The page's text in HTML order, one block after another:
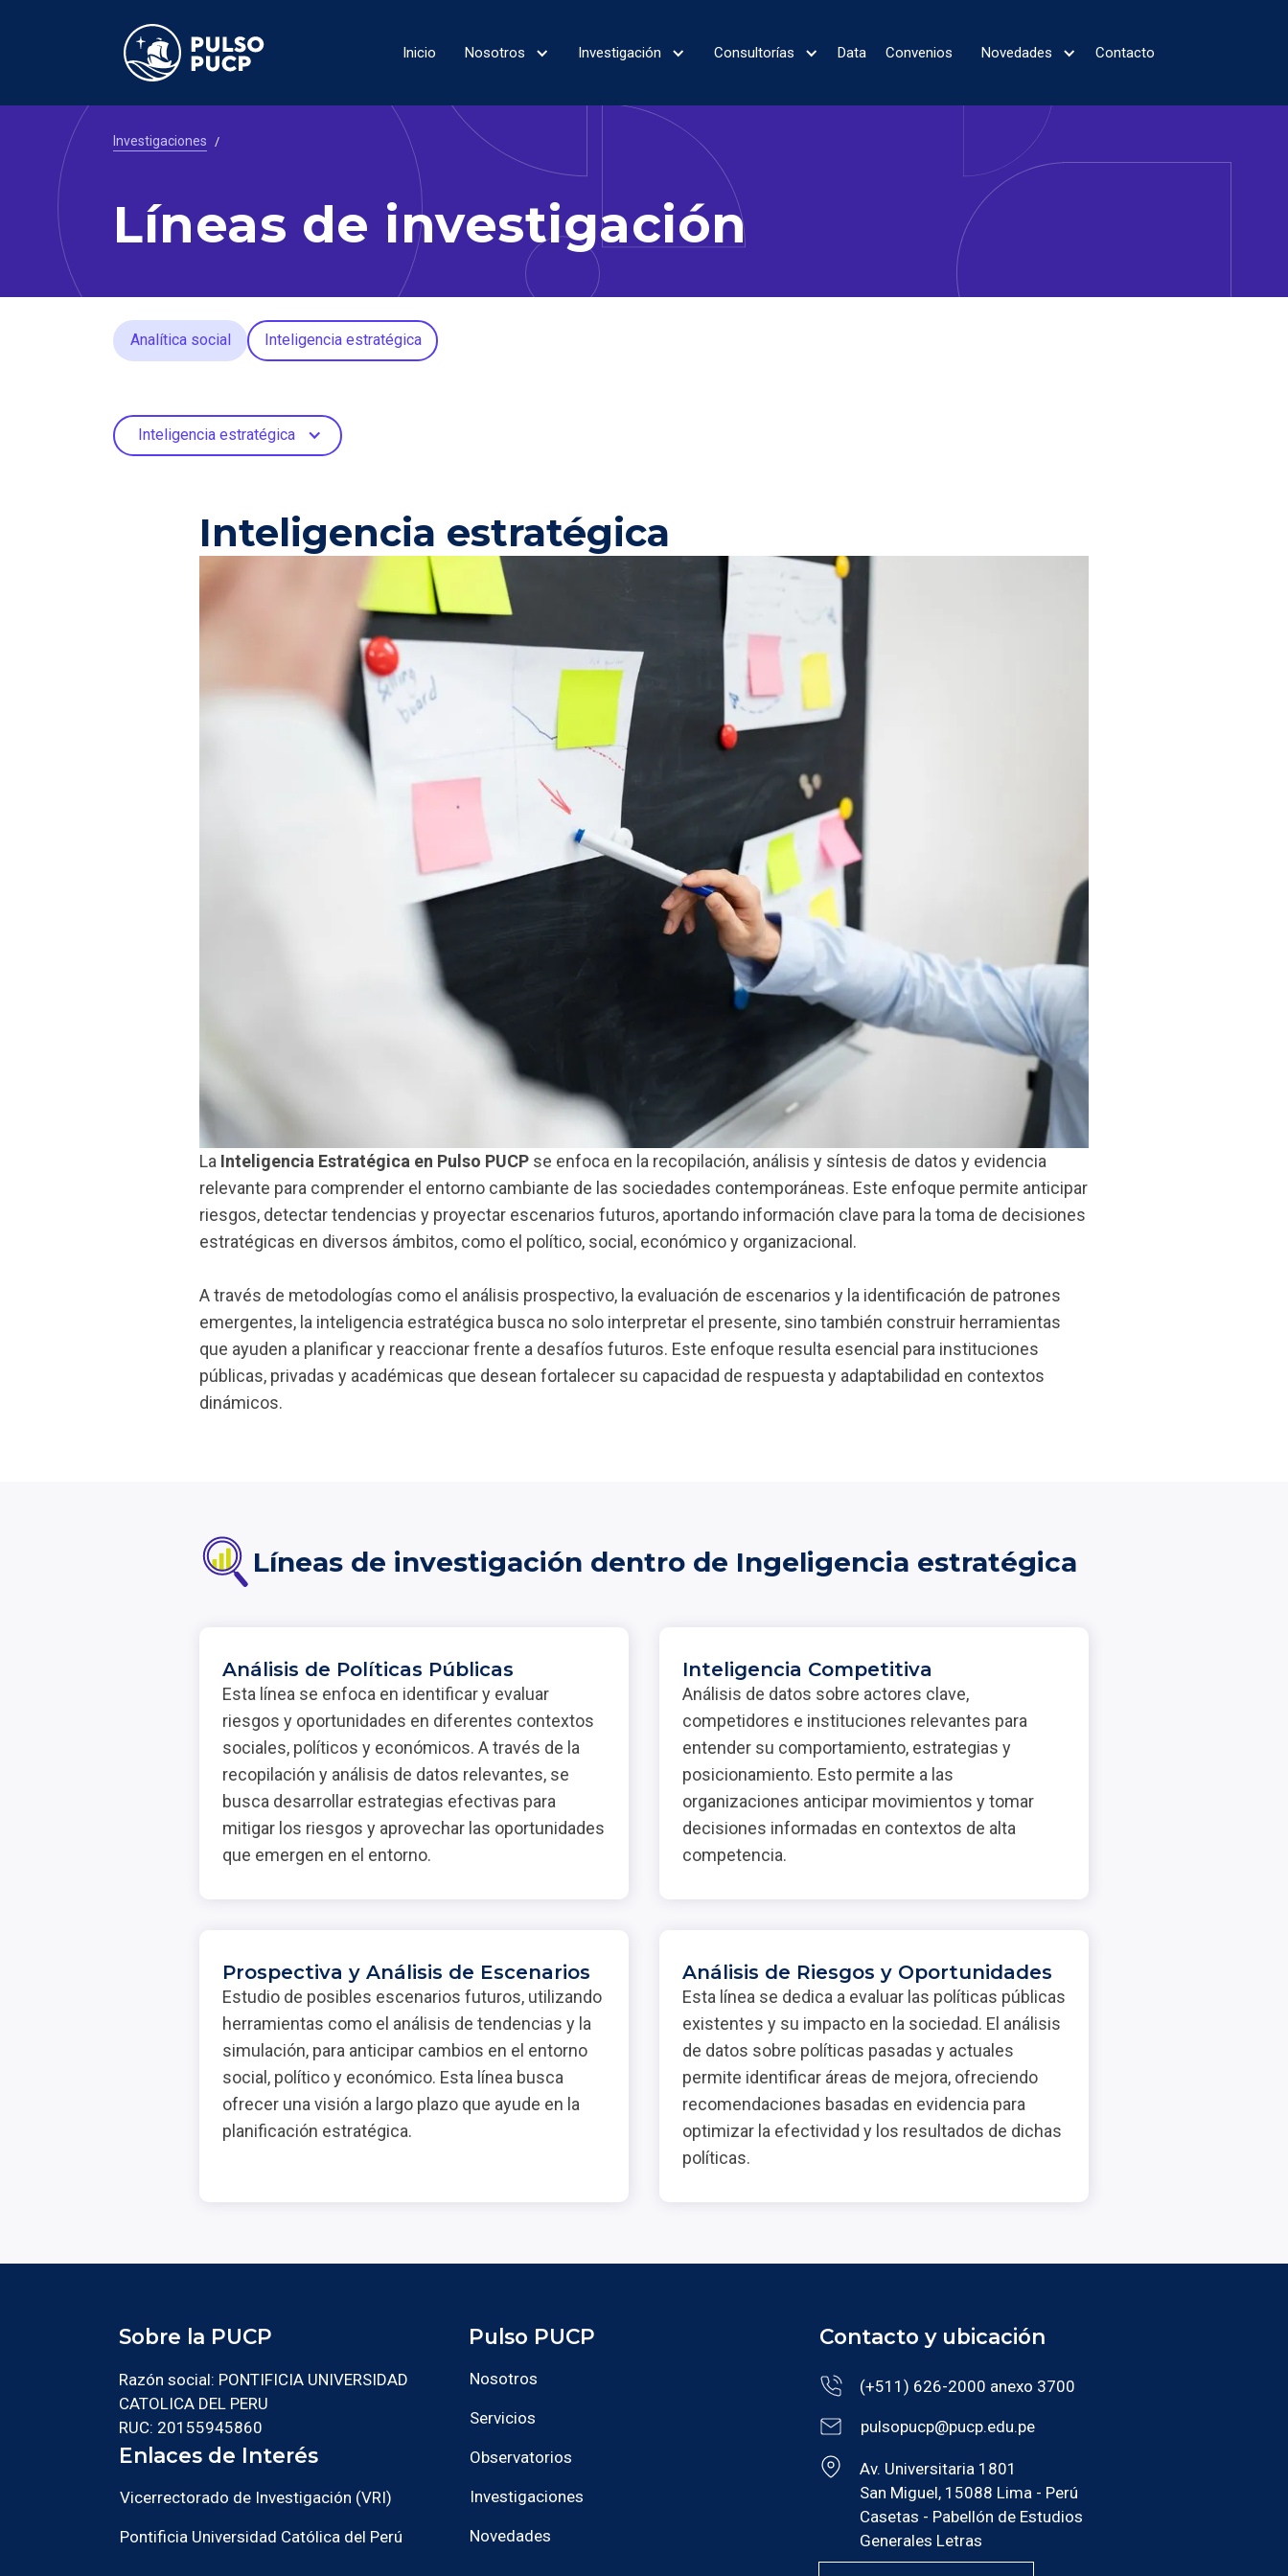
Inicio Nosotros Investigación Consultorías Data Convenios Novedades Contacto
Investigaciones /
Líneas de investigación
Analítica social Inteligencia estratégica
Inteligencia estratégica
Inteligencia estratégica
La Inteligencia Estratégica en Pulso PUCP se enfoca en la recopilación, análisis y síntesis de datos y evidencia
relevante para comprender el entorno cambiante de las sociedades contemporáneas. Este enfoque permite anticipar
riesgos, detectar tendencias y proyectar escenarios futuros, aportando información clave para la toma de decisiones
estratégicas en diversos ámbitos, como el político, social, económico y organizacional.
A través de metodologías como el análisis prospectivo, la evaluación de escenarios y la identificación de patrones
emergentes, la inteligencia estratégica busca no solo interpretar el presente, sino también construir herramientas
que ayuden a planificar y reaccionar frente a desafíos futuros. Este enfoque resulta esencial para instituciones
públicas, privadas y académicas que desean fortalecer su capacidad de respuesta y adaptabilidad en contextos
dinámicos.
Líneas de investigación dentro de Ingeligencia estratégica
Análisis de Políticas Públicas
Esta línea se enfoca en identificar y evaluar
riesgos y oportunidades en diferentes contextos
sociales, políticos y económicos. A través de la
recopilación y análisis de datos relevantes, se
busca desarrollar estrategias efectivas para
mitigar los riesgos y aprovechar las oportunidades
que emergen en el entorno.
Inteligencia Competitiva
Análisis de datos sobre actores clave,
competidores e instituciones relevantes para
entender su comportamiento, estrategias y
posicionamiento. Esto permite a las
organizaciones anticipar movimientos y tomar
decisiones informadas en contextos de alta
competencia.
Prospectiva y Análisis de Escenarios
Estudio de posibles escenarios futuros, utilizando
herramientas como el análisis de tendencias y la
simulación, para anticipar cambios en el entorno
social, político y económico. Esta línea busca
ofrecer una visión a largo plazo que ayude en la
planificación estratégica.
Análisis de Riesgos y Oportunidades
Esta línea se dedica a evaluar las políticas públicas
existentes y su impacto en la sociedad. El análisis
de datos sobre políticas pasadas y actuales
permite identificar áreas de mejora, ofreciendo
recomendaciones basadas en evidencia para
optimizar la efectividad y los resultados de dichas
políticas.
Sobre la PUCP
Razón social: PONTIFICIA UNIVERSIDAD
CATOLICA DEL PERU
RUC: 20155945860
Enlaces de Interés
Vicerrectorado de Investigación (VRI)
Pontificia Universidad Católica del Perú
Pulso PUCP
Nosotros
Servicios
Observatorios
Investigaciones
Novedades
Contacto y ubicación
(+511) 626-2000 anexo 3700
pulsopucp@pucp.edu.pe
Av. Universitaria 1801
San Miguel, 15088 Lima - Perú
Casetas - Pabellón de Estudios
Generales Letras